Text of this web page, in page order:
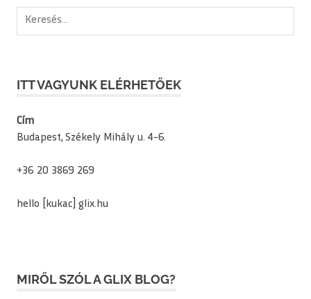
Keresés:
ITT VAGYUNK ELÉRHETŐEK
Cím
Budapest, Székely Mihály u. 4-6.
+36 20 3869 269
hello [kukac] glix.hu
MIRŐL SZÓL A GLIX BLOG?